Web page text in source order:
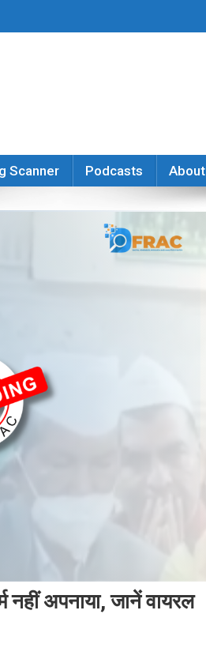
Scanner Podcasts About
अपनाया, जानें वायरल